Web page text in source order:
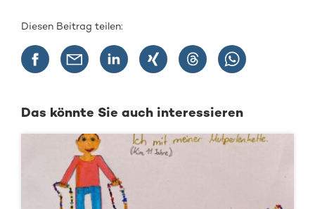
Diesen Beitrag teilen:
Das könnte Sie auch interessieren